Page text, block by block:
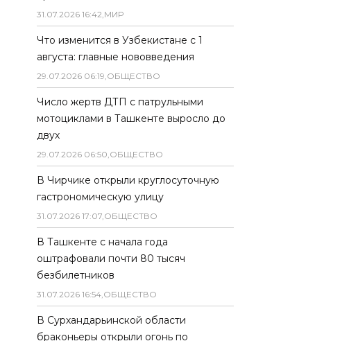
31.07.2026 16:42,МИР
Что изменится в Узбекистане с 1
августа: главные нововведения
29.07.2026 06:19,ОБЩЕСТВО
Число жертв ДТП с патрульными
мотоциклами в Ташкенте выросло до
двух
29.07.2026 06:50,ОБЩЕСТВО
В Чирчике открыли круглосуточную
гастрономическую улицу
31.07.2026 17:07,ОБЩЕСТВО
В Ташкенте с начала года
оштрафовали почти 80 тысяч
безбилетников
31.07.2026 16:54,ОБЩЕСТВО
В Сурхандарьинской области
браконьеры открыли огонь по